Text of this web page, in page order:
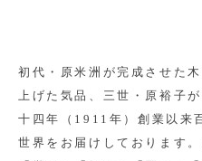
初代・原米洲が完成させた
上げた気品、三世・原裕子
十四年（1911年）創業以来
世界をお届けしております